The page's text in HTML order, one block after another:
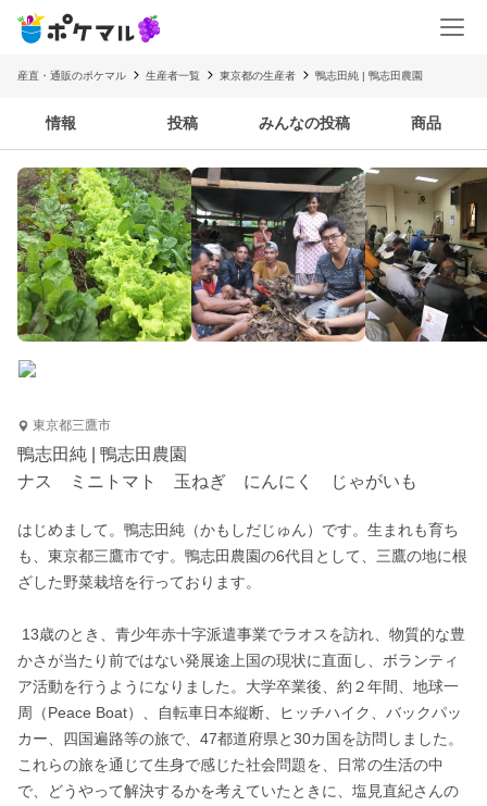
産直・通販のポケマル 生産者一覧 東京都の生産者 鴨志田純 | 鴨志田農園
情報 投稿 みんなの投稿 商品
東京都三鷹市
鴨志田純 | 鴨志田農園
ナス ミニトマト 玉ねぎ にんにく じゃがいも
はじめまして。鴨志田純（かもしだじゅん）です。生まれも育ち
も、東京都三鷹市です。鴨志田農園の6代目として、三鷹の地に根
ざした野菜栽培を行っております。
かさが当たり前ではない発展途上国の現状に直面し、ボランティ
ア活動を行うようになりました。大学卒業後、約２年間、地球一
周（Peace Boat）、自転車日本縦断、ヒッチハイク、バックパッ
カー、四国遍路等の旅で、47都道府県と30カ国を訪問しました。
これらの旅を通じて生身で感じた社会問題を、日常の生活の中
で、どうやって解決するかを考えていたときに、塩見直紀さんの